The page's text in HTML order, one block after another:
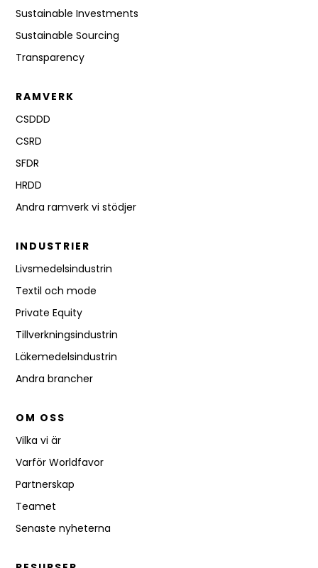
Sustainable Investments
Sustainable Sourcing
Transparency
RAMVERK
CSDDD
CSRD
SFDR
HRDD
Andra ramverk vi stödjer
INDUSTRIER
Livsmedelsindustrin
Textil och mode
Private Equity
Tillverkningsindustrin
Läkemedelsindustrin
Andra brancher
OM OSS
Vilka vi är
Varför Worldfavor
Partnerskap
Teamet
Senaste nyheterna